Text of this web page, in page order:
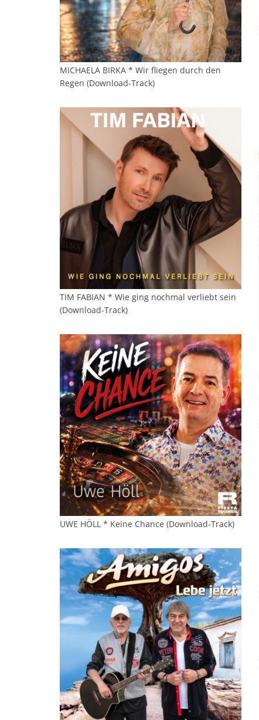
MICHAELA BIRKA * Wir fliegen durch den
Regen (Download-Track)
TIM FABIAN * Wie ging nochmal verliebt sein
(Download-Track)
UWE HÖLL * Keine Chance (Download-Track)